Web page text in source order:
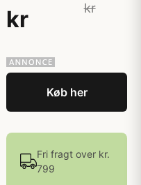
kr
kr
Køb her
Fri fragt over kr.
799